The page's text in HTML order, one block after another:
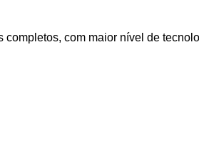
com maior nível de